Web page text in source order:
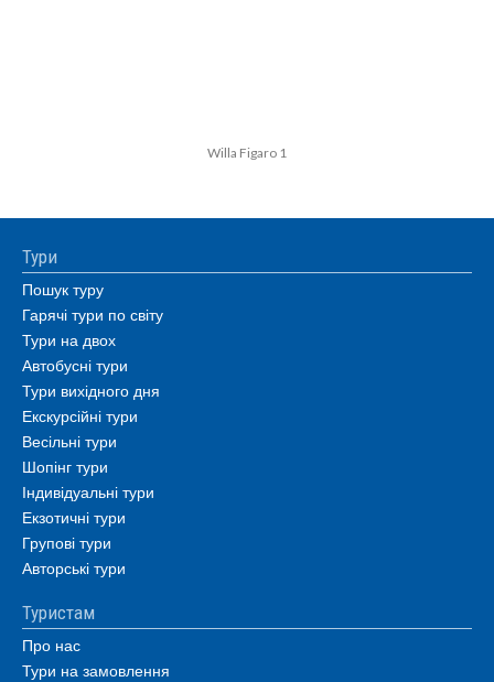
Willa Figaro 1
Тури
Пошук туру
Гарячі тури по світу
Тури на двох
Автобусні тури
Тури вихідного дня
Екскурсійні тури
Весільні тури
Шопінг тури
Індивідуальні тури
Екзотичні тури
Групові тури
Авторські тури
Туристам
Про нас
Тури на замовлення